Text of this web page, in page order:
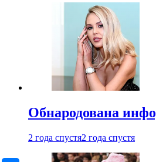
Обнародована
2 года спустя2 года спустя